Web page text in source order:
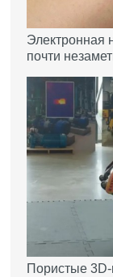
Электронная
почти
Пористые